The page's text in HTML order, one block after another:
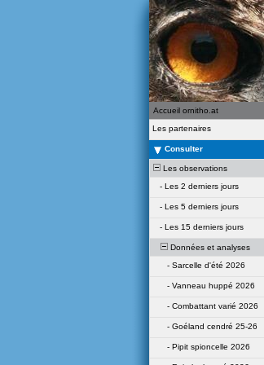
Accueil ornitho.at
Les partenaires
Consulter
Les observations
- Les 2 derniers jours
- Les 5 derniers jours
- Les 15 derniers jours
Données et analyses
- Sarcelle d'été 2026
- Vanneau huppé 2026
- Combattant varié 2026
- Goéland cendré 25-26
- Pipit spioncelle 2026